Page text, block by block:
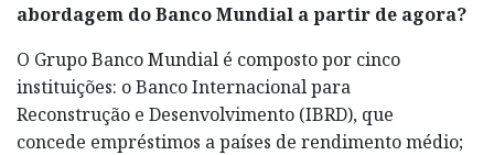
abordagem do Banco Mundial a partir de agora?
O Grupo Banco Mundial é composto por cinco
instituições: o Banco Internacional para
Reconstrução e Desenvolvimento (IBRD), que
concede empréstimos a países de rendimento médio;